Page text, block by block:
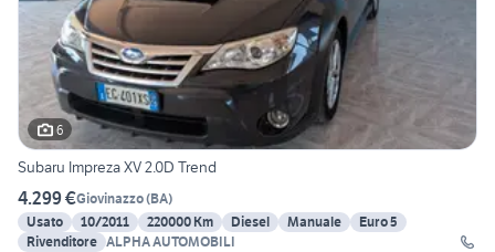
6
Subaru Impreza XV 2.0D Trend
4.299 €Giovinazzo(BA)
Usato
10/2011 220000 Km Diesel Manuale
Euro 5
Rivenditore ALPHA AUTOMOBILI